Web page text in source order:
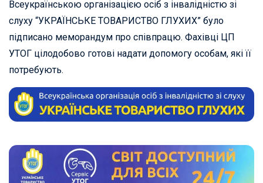
Всеукраїнською організацією осіб з інвалідністю зі
слуху “УКРАЇНСЬКЕ ТОВАРИСТВО ГЛУХИХ” було
підписано меморандум про співпрацю. Фахівці ЦП
УТОГ цілодобово готові надати допомогу особам, які її
потребують.